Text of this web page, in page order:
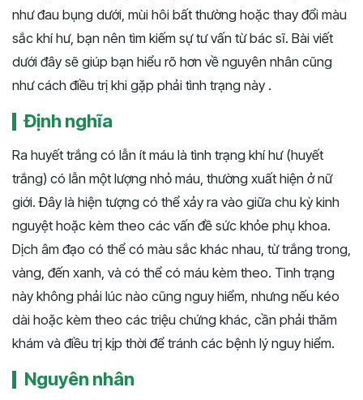
như đau bụng dưới, mùi hôi bất thường hoặc thay đổi màu
sắc khí hư, bạn nên tìm kiếm sự tư vấn từ bác sĩ. Bài viết
dưới đây sẽ giúp bạn hiểu rõ hơn về nguyên nhân cũng
như cách điều trị khi gặp phải tình trạng này .
Định nghĩa
Ra huyết trắng có lẫn ít máu là tình trạng khí hư (huyết
trắng) có lẫn một lượng nhỏ máu, thường xuất hiện ở nữ
giới. Đây là hiện tượng có thể xảy ra vào giữa chu kỳ kinh
nguyệt hoặc kèm theo các vấn đề sức khỏe phụ khoa.
Dịch âm đạo có thể có màu sắc khác nhau, từ trắng trong,
vàng, đến xanh, và có thể có máu kèm theo. Tình trạng
này không phải lúc nào cũng nguy hiểm, nhưng nếu kéo
dài hoặc kèm theo các triệu chứng khác, cần phải thăm
khám và điều trị kịp thời để tránh các bệnh lý nguy hiểm.
Nguyên nhân